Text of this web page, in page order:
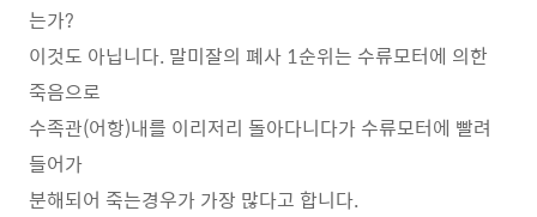
는가?
이것도 아닙니다. 말미잘의 폐사 1순위는 수류모터에 의한
죽음으로
수족관(어항)내를 이리저리 돌아다니다가 수류모터에 빨려
들어가
분해되어 죽는경우가 가장 많다고 합니다.